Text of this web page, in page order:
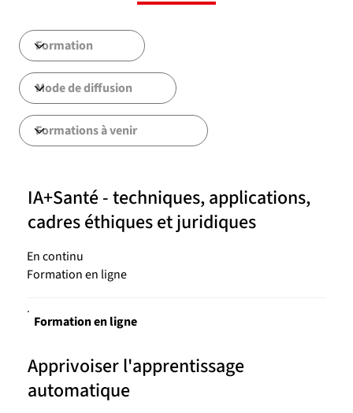
IA+Santé - techniques, applications,
cadres éthiques et juridiques
En continu
Formation en ligne
Formation en ligne
Apprivoiser l'apprentissage
automatique